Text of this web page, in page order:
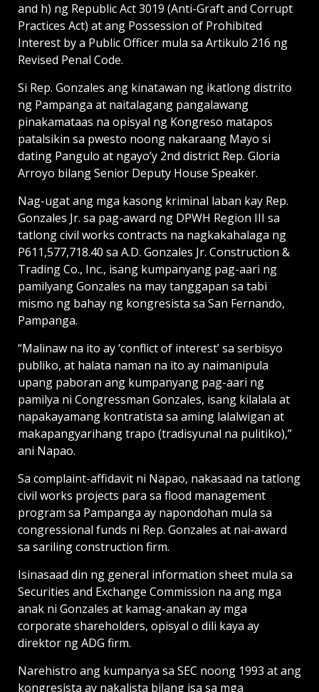
and h) ng Republic Act 3019 (Anti-Graft and Corrupt
Practices Act) at ang Possession of Prohibited
Interest by a Public Officer mula sa Artikulo 216 ng
Revised Penal Code.
Si Rep. Gonzales ang kinatawan ng ikatlong distrito
ng Pampanga at naitalagang pangalawang
pinakamataas na opisyal ng Kongreso matapos
patalsikin sa pwesto noong nakaraang Mayo si
dating Pangulo at ngayo’y 2nd district Rep. Gloria
Arroyo bilang Senior Deputy House Speaker.
Nag-ugat ang mga kasong kriminal laban kay Rep.
Gonzales Jr. sa pag-award ng DPWH Region III sa
tatlong civil works contracts na nagkakahalaga ng
P611,577,718.40 sa A.D. Gonzales Jr. Construction &
Trading Co., Inc., isang kumpanyang pag-aari ng
pamilyang Gonzales na may tanggapan sa tabi
mismo ng bahay ng kongresista sa San Fernando,
Pampanga.
“Malinaw na ito ay ‘conflict of interest’ sa serbisyo
publiko, at halata naman na ito ay naimanipula
upang paboran ang kumpanyang pag-aari ng
pamilya ni Congressman Gonzales, isang kilalala at
napakayamang kontratista sa aming lalalwigan at
makapangyarihang trapo (tradisyunal na pulitiko),”
ani Napao.
Sa complaint-affidavit ni Napao, nakasaad na tatlong
civil works projects para sa flood management
program sa Pampanga ay napondohan mula sa
congressional funds ni Rep. Gonzales at nai-award
sa sariling construction firm.
Isinasaad din ng general information sheet mula sa
Securities and Exchange Commission na ang mga
anak ni Gonzales at kamag-anakan ay mga
corporate shareholders, opisyal o dili kaya ay
direktor ng ADG firm.
Narehistro ang kumpanya sa SEC noong 1993 at ang
kongresista ay nakalista bilang isa sa mga